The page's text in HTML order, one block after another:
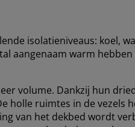
isolatieniveaus: koel,
aangenaam warm
volume. Dankzij hun
holle ruimtes in de vezels
van het dekbed wordt